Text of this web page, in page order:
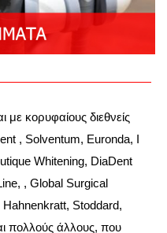
κορυφαίους διεθνείς
, Solventum, Euronda, I
Whitening, DiaDent
, Global Surgical
Stoddard,
πολλούς άλλους, που